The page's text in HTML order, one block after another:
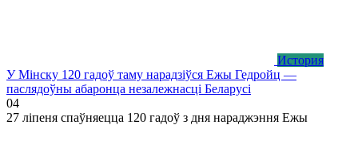
История
У Мінску 120 гадоў таму нарадзіўся Ежы Гедройц —
паслядоўны абаронца незалежнасці Беларусі
04
27 ліпеня спаўняецца 120 гадоў з дня нараджэння Ежы